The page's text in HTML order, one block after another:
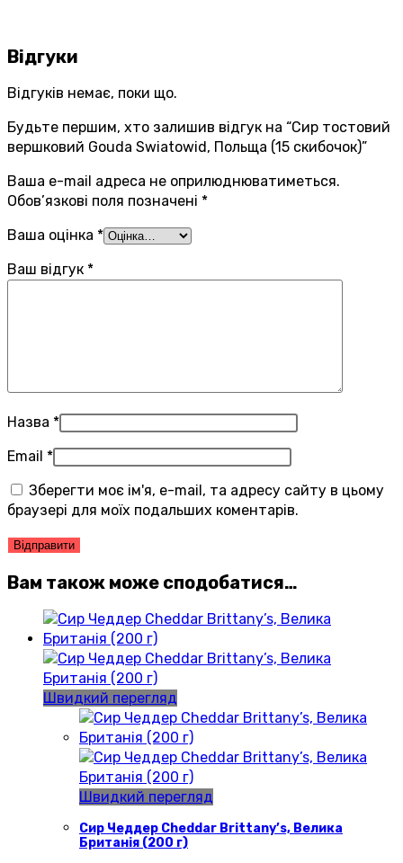
Відгуки
Відгуків немає, поки що.
Будьте першим, хто залишив відгук на “Сир тостовий
вершковий Gouda Swiatowid, Польща (15 скибочок)”
Ваша e-mail адреса не оприлюднюватиметься.
Обов’язкові поля позначені *
Ваша оцінка *
Ваш відгук *
Назва *
Email *
Зберегти моє ім'я, e-mail, та адресу сайту в цьому
браузері для моїх подальших коментарів.
Вам також може сподобатися…
Швидкий перегляд
Швидкий перегляд
Сир Чеддер Cheddar Brittany’s, Велика
Британія (200 г)